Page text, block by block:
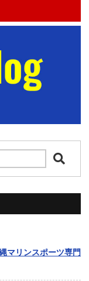
マリンスポーツ専門